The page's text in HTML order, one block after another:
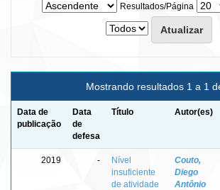
Resultados/Página
Mostrando resultados 1 a 1
Data de
publicação
Data
de
defesa
Título Autor(es)
2019 -
Nível
insuficiente
de atividade
Couto,
Diego
Antônio